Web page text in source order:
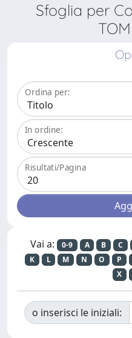
Sfoglia per
Ordina per:
In ordine:
Risultati/Pagina
Vai a: 0-9 A B C
K
L M N O P
X
o inserisci le iniziali: